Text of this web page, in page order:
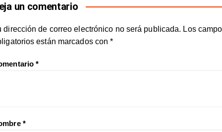
un comentario
dirección de correo electrónico no será publicada. Los
están marcados con*
*
*